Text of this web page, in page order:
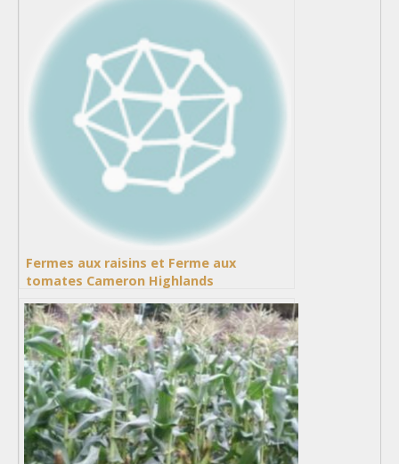
Fermes aux raisins et Ferme aux
tomates Cameron Highlands